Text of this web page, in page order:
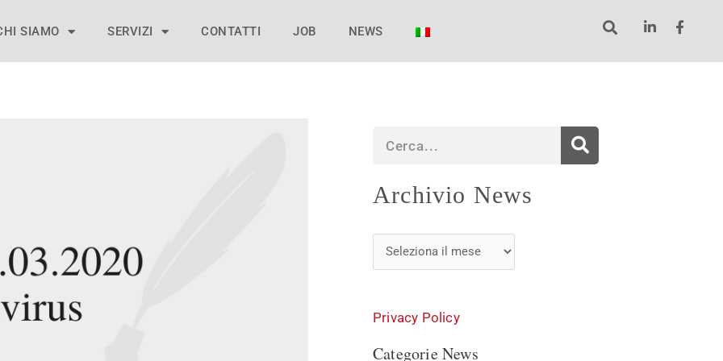
SIAMO SERVIZI CONTATTI JOB NEWS
Archivio News
Archivio
Privacy Policy
Categorie News
Categorie